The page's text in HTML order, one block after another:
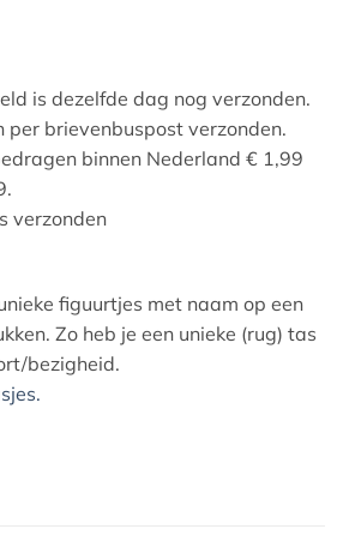
is dezelfde dag nog verzonden.
per brievenbuspost verzonden.
binnen Nederland € 1,99
verzonden
figuurtjes met naam op een
Zo heb je een unieke (rug) tas
bezigheid.